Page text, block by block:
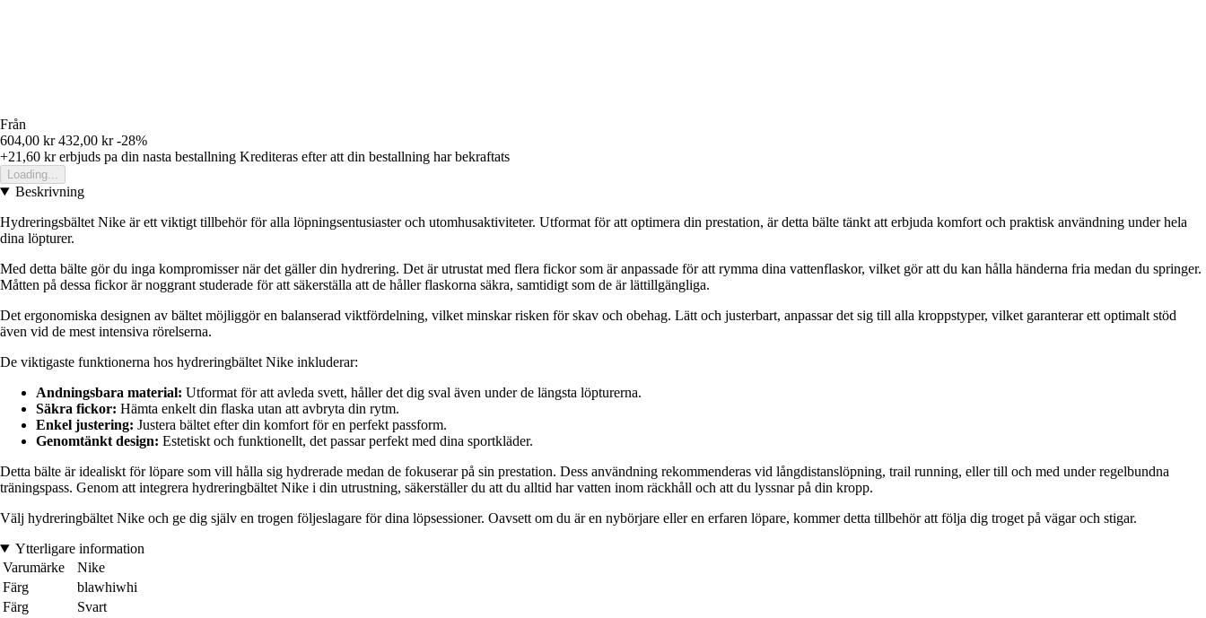
Från
604,00 kr 432,00 kr -28%
+21,60 krerbjuds pa din nasta bestallning Krediteras efter att din bestallning har bekraftats
Loading...
Beskrivning
Hydreringsbältet Nike är ett viktigt tillbehör för alla löpningsentusiaster och utomhusaktiviteter. Utformat för att optimera din prestation, är detta bälte tänkt att erbjuda komfort och praktisk användning under hela
dina löpturer.
Med detta bälte gör du inga kompromisser när det gäller din hydrering. Det är utrustat med flera fickor som är anpassade för att rymma dina vattenflaskor, vilket gör att du kan hålla händerna fria medan du springer.
Måtten på dessa fickor är noggrant studerade för att säkerställa att de håller flaskorna säkra, samtidigt som de är lättillgängliga.
Det ergonomiska designen av bältet möjliggör en balanserad viktfördelning, vilket minskar risken för skav och obehag. Lätt och justerbart, anpassar det sig till alla kroppstyper, vilket garanterar ett optimalt stöd
även vid de mest intensiva rörelserna.
De viktigaste funktionerna hos hydreringbältet Nike inkluderar:
Andningsbara material: Utformat för att avleda svett, håller det dig sval även under de längsta löpturerna.
Säkra fickor: Hämta enkelt din flaska utan att avbryta din rytm.
Enkel justering: Justera bältet efter din komfort för en perfekt passform.
Genomtänkt design: Estetiskt och funktionellt, det passar perfekt med dina sportkläder.
Detta bälte är idealiskt för löpare som vill hålla sig hydrerade medan de fokuserar på sin prestation. Dess användning rekommenderas vid långdistanslöpning, trail running, eller till och med under regelbundna
träningspass. Genom att integrera hydreringbältet Nike i din utrustning, säkerställer du att du alltid har vatten inom räckhåll och att du lyssnar på din kropp.
Välj hydreringbältet Nike och ge dig själv en trogen följeslagare för dina löpsessioner. Oavsett om du är en nybörjare eller en erfaren löpare, kommer detta tillbehör att följa dig troget på vägar och stigar.
Ytterligare information
Varumärke
Nike
Färg
blawhiwhi
Färg
Svart